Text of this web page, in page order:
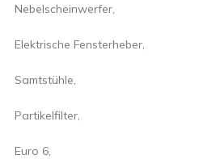
Nebelscheinwerfer,
Elektrische Fensterheber,
Samtstühle,
Partikelfilter,
Euro 6,